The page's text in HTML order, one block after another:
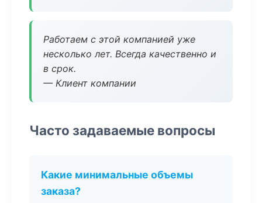
Работаем с этой компанией уже
несколько лет. Всегда качественно и
в срок.
— Клиент компании
Часто задаваемые вопросы
Какие минимальные объемы
заказа?